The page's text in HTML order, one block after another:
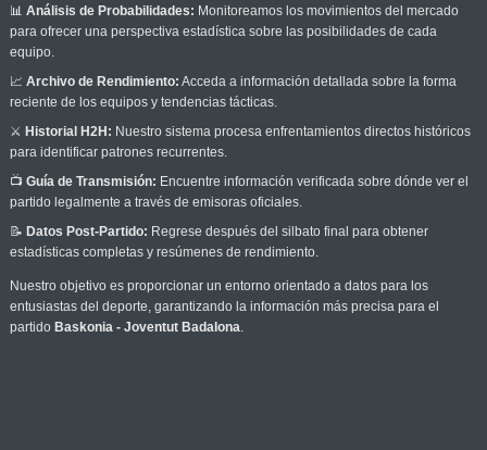
📊 Análisis de Probabilidades: Monitoreamos los movimientos del mercado
para ofrecer una perspectiva estadística sobre las posibilidades de cada
equipo.
📈 Archivo de Rendimiento: Acceda a información detallada sobre la forma
reciente de los equipos y tendencias tácticas.
⚔️ Historial H2H: Nuestro sistema procesa enfrentamientos directos históricos
para identificar patrones recurrentes.
📺 Guía de Transmisión: Encuentre información verificada sobre dónde ver el
partido legalmente a través de emisoras oficiales.
📝 Datos Post-Partido: Regrese después del silbato final para obtener
estadísticas completas y resúmenes de rendimiento.
Nuestro objetivo es proporcionar un entorno orientado a datos para los
entusiastas del deporte, garantizando la información más precisa para el
partido Baskonia - Joventut Badalona.